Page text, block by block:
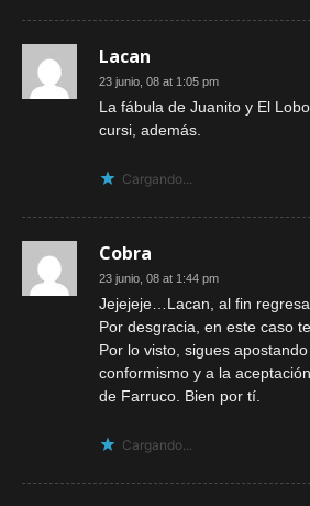
Lacan
23 junio, 08 at 1:05 pm
La fábula de Juanito y El
cursi, además.
Cargando...
Cobra
23 junio, 08 at 1:44 pm
Jejejeje…Lacan, al fin
Por desgracia, en este caso
Por lo visto, sigues
conformismo y a la
de Farruco. Bien por tí.
Cargando...